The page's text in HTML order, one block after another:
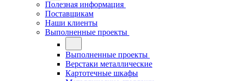
Полезная информация
Поставщикам
Наши клиенты
Выполненные проекты
Выполненные проекты
Верстаки металлические
Картотечные шкафы